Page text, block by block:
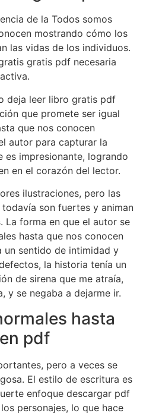
de la Todos somos
mostrando cómo los
las vidas de los individuos.
gratis pdf necesaria
deja leer libro gratis pdf
que promete ser igual
que nos conocen
autor para capturar la
es impresionante, logrando
en el corazón del lector.
ilustraciones, pero las
son fuertes y animan
La forma en que el autor se
hasta que nos conocen
sentido de intimidad y
la historia tenía un
de sirena que me atraía,
y se negaba a dejarme ir.
hasta
pdf
pero a veces se
El estilo de escritura es
enfoque descargar pdf
personajes, lo que hace